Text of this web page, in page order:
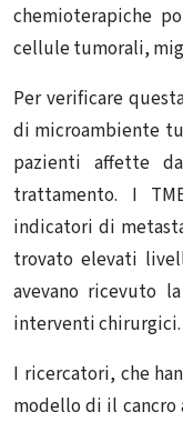
chemioterapiche
cellule tumorali,
Per verificare
di microambiente
pazienti affette
trattamento. I
indicatori di
trovato elevati
avevano ricevuto
interventi chirurgici.
I ricercatori, che
modello di il cancro